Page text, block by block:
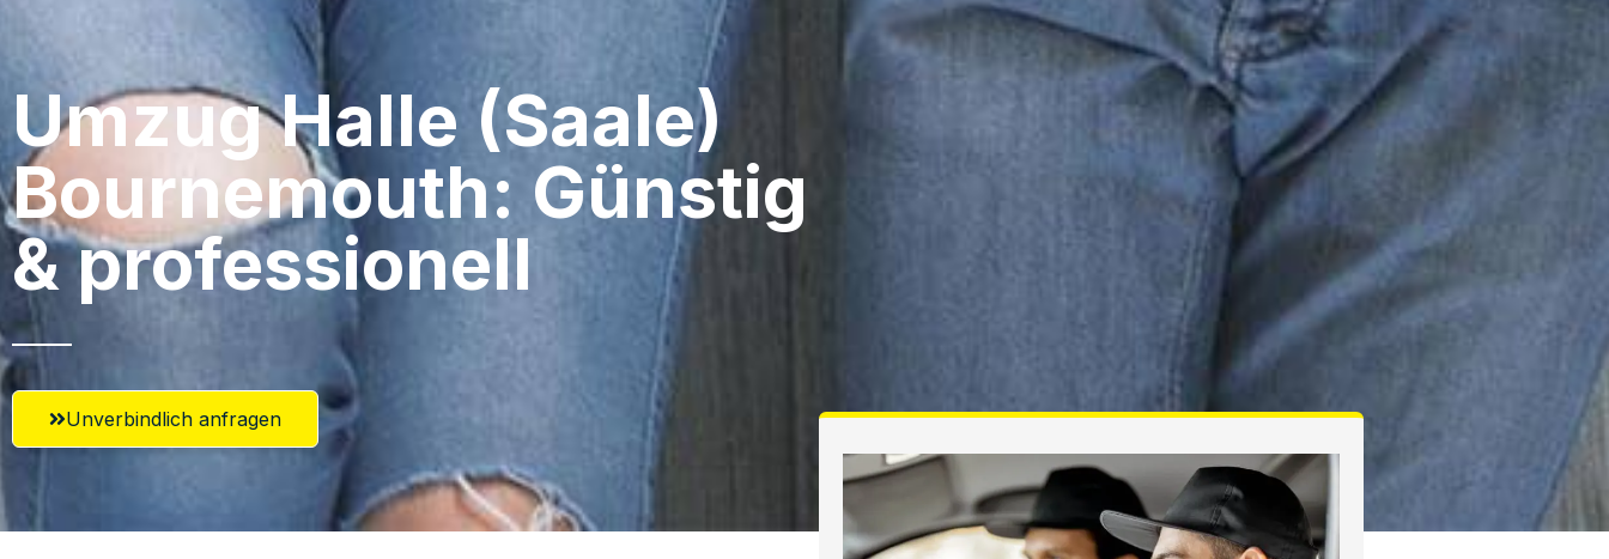
Umzug Halle (Saale)​
Bournemouth: Günstig
& professionell​
Unverbindlich anfragen